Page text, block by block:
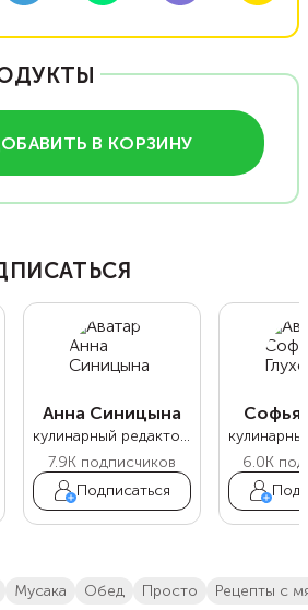
В КОРЗИНУ
Анна Синицына
кулинарный редактор Food.ru
7.9K подписчиков
Подписаться
Софья
6.0K
мусака обед просто Рецепты с